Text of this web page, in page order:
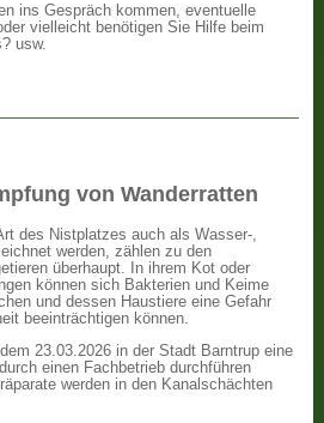
ins Gespräch kommen, eventuelle
vielleicht benötigen Sie Hilfe beim
usw.
von Wanderratten
des Nistplatzes auch als Wasser-,
werden, zählen zu den
überhaupt. In ihrem Kot oder
können sich Bakterien und Keime
und dessen Haustiere eine Gefahr
beeinträchtigen können.
23.03.2026 in der Stadt Barntrup eine
einen Fachbetrieb durchführen
werden in den Kanalschächten